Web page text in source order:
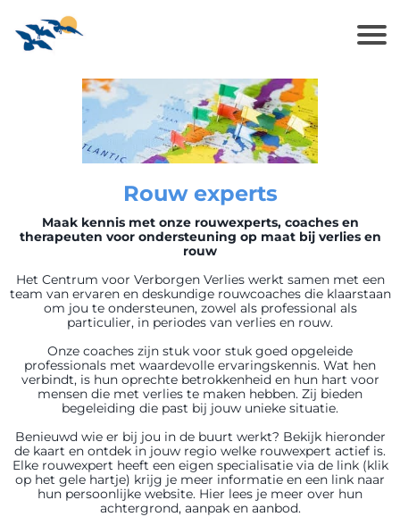
Rouw experts
Maak kennis met onze rouwexperts, coaches en
therapeuten voor ondersteuning op maat bij verlies en
rouw
Het Centrum voor Verborgen Verlies werkt samen met een
team van ervaren en deskundige rouwcoaches die klaarstaan
om jou te ondersteunen, zowel als professional als
particulier, in periodes van verlies en rouw.
Onze coaches zijn stuk voor stuk goed opgeleide
professionals met waardevolle ervaringskennis. Wat hen
verbindt, is hun oprechte betrokkenheid en hun hart voor
mensen die met verlies te maken hebben. Zij bieden
begeleiding die past bij jouw unieke situatie.
Benieuwd wie er bij jou in de buurt werkt? Bekijk hieronder
de kaart en ontdek in jouw regio welke rouwexpert actief is.
Elke rouwexpert heeft een eigen specialisatie via de link (klik
op het gele hartje) krijg je meer informatie en een link naar
hun persoonlijke website. Hier lees je meer over hun
achtergrond, aanpak en aanbod.